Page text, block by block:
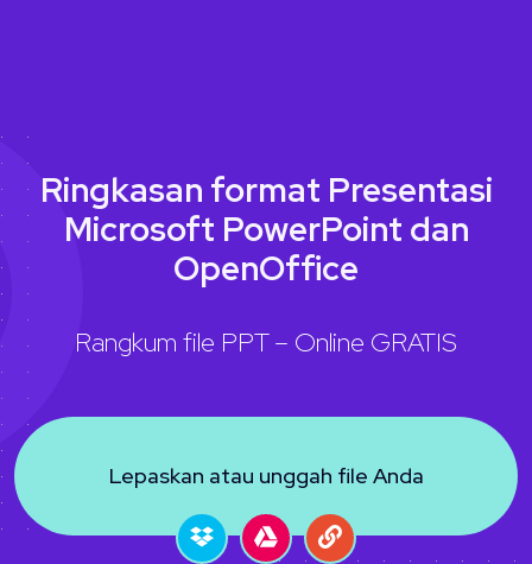
Ringkasan format Presentasi
Microsoft PowerPoint dan
OpenOffice
Rangkum file PPT – Online GRATIS
Lepaskan atau unggah file Anda